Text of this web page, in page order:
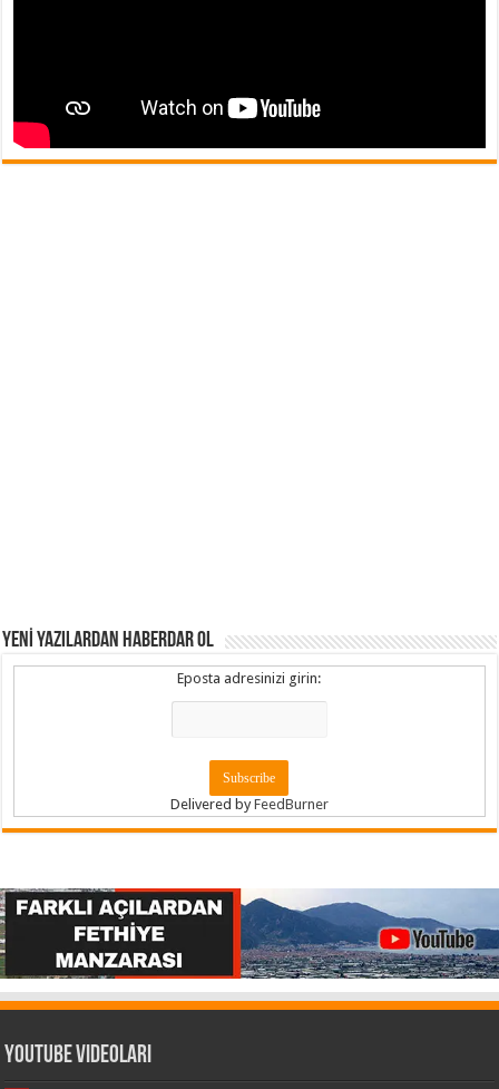
YENİ YAZILARDAN HABERDAR OL
Eposta adresinizi girin:
Delivered byFeedBurner
Youtube Videoları